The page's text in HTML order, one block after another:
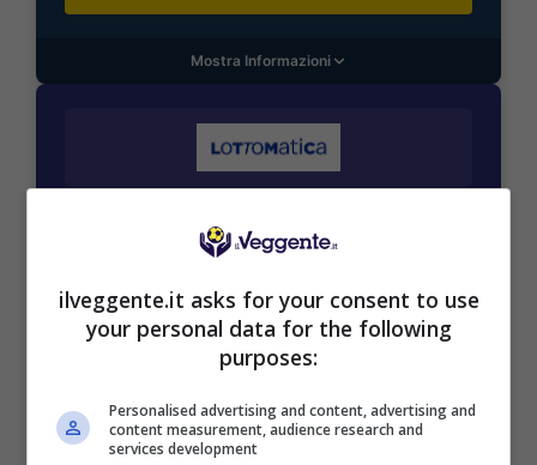
Mostra Informazioni
Fino a 2050€ bonus scommesse e sport
Bonus Scommesse + 100% fino a 2000€ in Bonus
Sport
2050€
VERIFICA
ilveggente.it asks for your consent to use
your personal data for the following
purposes:
Personalised advertising and content, advertising and
content measurement, audience research and
services development